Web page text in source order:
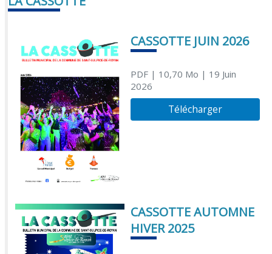
CASSOTTE JUIN 2026
PDF| 10,70 Mo | 19 Juin
2026
Télécharger
CASSOTTE AUTOMNE
HIVER 2025